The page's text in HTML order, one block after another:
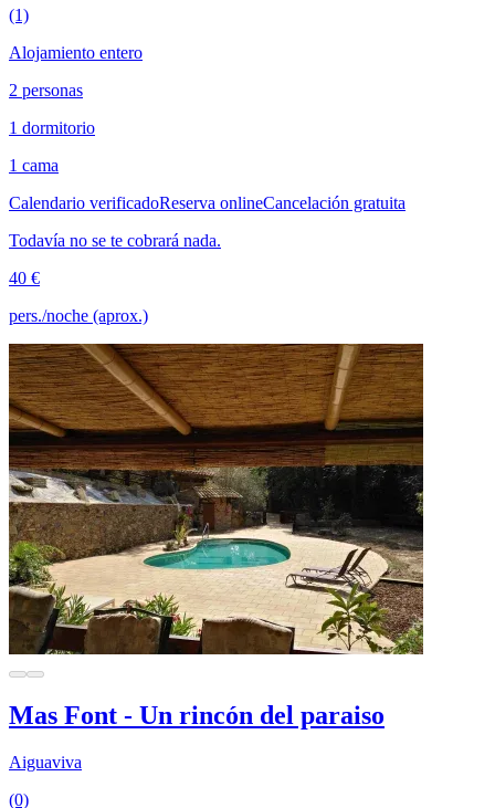
(1)
Alojamiento entero
2 personas
1 dormitorio
1 cama
Calendario verificadoReserva onlineCancelación gratuita
Todavía no se te cobrará nada.
40 €
pers./noche (aprox.)
Mas Font - Un rincón del paraiso
Aiguaviva
(0)